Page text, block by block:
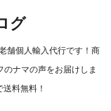
グ
舗個人輸入代行です！商
ナマの声をお届けしま
料無料！